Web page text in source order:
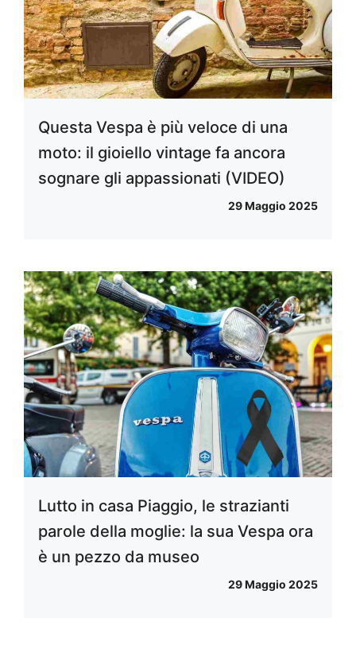
Questa Vespa è più veloce di una
moto: il gioiello vintage fa ancora
sognare gli appassionati (VIDEO)
29 Maggio 2025
Lutto in casa Piaggio, le strazianti
parole della moglie: la sua Vespa ora
è un pezzo da museo
29 Maggio 2025